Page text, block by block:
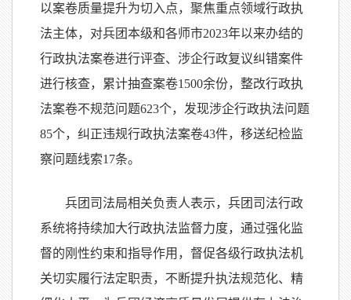
以案卷质量提升为切入点，聚焦重点领域行政执
法主体，对兵团本级和各师市2023年以来办结的
行政执法案卷进行评查、涉企行政复议纠错案件
进行核查，累计抽查案卷1500余份，整改行政执
法案卷不规范问题623个，发现涉企行政执法问题
85个，纠正违规行政执法案卷43件，移送纪检监
察问题线索17条。
兵团司法局相关负责人表示，兵团司法行政
系统将持续加大行政执法监督力度，通过强化监
督的刚性约束和指导作用，督促各级行政执法机
关切实履行法定职责，不断提升执法规范化、精